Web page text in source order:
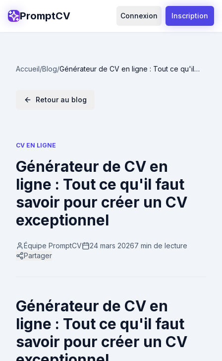
PromptCV Connexion Inscription
Accueil/Blog/Générateur de CV en ligne : Tout ce qu'il
Retour au blog
CV EN LIGNE
Générateur de CV en
ligne : Tout ce qu'il faut
savoir pour créer un CV
exceptionnel
Équipe PromptCV 24 mars 20267 min de lecture
Partager
Générateur de CV en
ligne : Tout ce qu'il faut
savoir pour créer un CV